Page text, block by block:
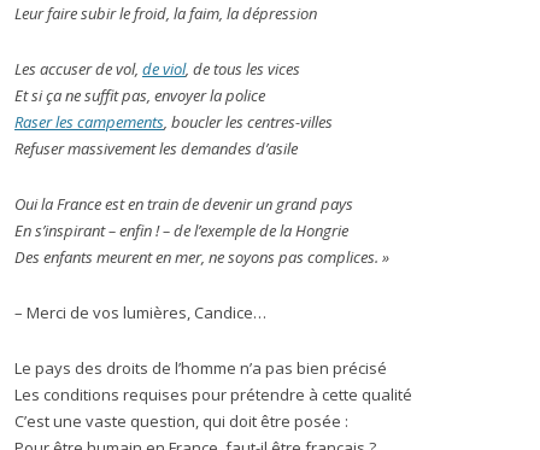
Leur faire subir le froid, la faim, la dépression
Les accuser de vol, de viol, de tous les vices
Et si ça ne suffit pas, envoyer la police
Raser les campements, boucler les centres-villes
Refuser massivement les demandes d’asile
Oui la France est en train de devenir un grand pays
En s’inspirant – enfin ! – de l’exemple de la Hongrie
Des enfants meurent en mer, ne soyons pas complices. »
– Merci de vos lumières, Candice…
Le pays des droits de l’homme n’a pas bien précisé
Les conditions requises pour prétendre à cette qualité
C’est une vaste question, qui doit être posée :